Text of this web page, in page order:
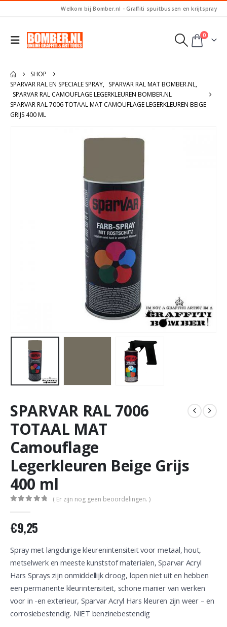
Welkom bij Bomber.nl - Graffiti spuitbussen en krijtspray
0
SHOP
SPARVAR RAL EN SPECIALE SPRAY, SPARVAR RAL MAT BOMBER.NL,
SPARVAR RAL CAMOUFLAGE LEGERKLEUREN BOMBER.NL
SPARVAR RAL 7006 TOTAAL MAT CAMOUFLAGE LEGERKLEUREN BEIGE
GRIJS 400 ML
SPARVAR RAL 7006
TOTAAL MAT
Camouflage
Legerkleuren Beige Grijs
400 ml
( Er zijn nog geen beoordelingen. )
€9,25
Spray met langdurige kleurenintensiteit voor metaal, hout,
metselwerk en meeste kunststof materialen, Sparvar Acryl
Hars Sprays zijn onmiddellijk droog, lopen niet uit en hebben
een permanente kleurintensiteit, schone manier van werken
voor in -en exterieur, Sparvar Acryl Hars kleuren zijn weer – en
corrosiebestendig. NIET benzinebestendig